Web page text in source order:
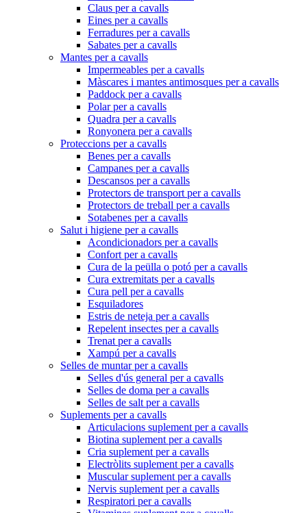
Claus per a cavalls
Eines per a cavalls
Ferradures per a cavalls
Sabates per a cavalls
Mantes per a cavalls
Impermeables per a cavalls
Màscares i mantes antimosques per a cavalls
Paddock per a cavalls
Polar per a cavalls
Quadra per a cavalls
Ronyonera per a cavalls
Proteccions per a cavalls
Benes per a cavalls
Campanes per a cavalls
Descansos per a cavalls
Protectors de transport per a cavalls
Protectors de treball per a cavalls
Sotabenes per a cavalls
Salut i higiene per a cavalls
Acondicionadors per a cavalls
Confort per a cavalls
Cura de la peülla o potó per a cavalls
Cura extremitats per a cavalls
Cura pell per a cavalls
Esquiladores
Estris de neteja per a cavalls
Repelent insectes per a cavalls
Trenat per a cavalls
Xampú per a cavalls
Selles de muntar per a cavalls
Selles d'ús general per a cavalls
Selles de doma per a cavalls
Selles de salt per a cavalls
Suplements per a cavalls
Articulacions suplement per a cavalls
Biotina suplement per a cavalls
Cria suplement per a cavalls
Electròlits suplement per a cavalls
Muscular suplement per a cavalls
Nervis suplement per a cavalls
Respiratori per a cavalls